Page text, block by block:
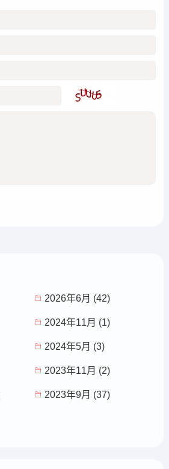
2026年6月 (42)
2024年11月 (1)
2024年5月 (3)
2023年11月 (2)
2023年9月 (37)